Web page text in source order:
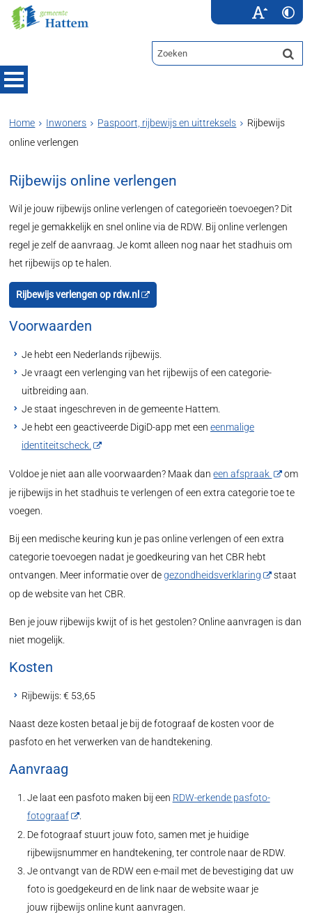
Home Inwoners Paspoort, rijbewijs en uittreksels
Rijbewijs
online verlengen
Rijbewijs online verlengen
Wil je jouw rijbewijs online verlengen of categorieën toevoegen? Dit
regel je gemakkelijk en snel online via de RDW. Bij online verlengen
regel je zelf de aanvraag. Je komt alleen nog naar het stadhuis om
het rijbewijs op te halen.
Rijbewijs verlengen op rdw.nl
Voorwaarden
Je hebt een Nederlands rijbewijs.
Je vraagt een verlenging van het rijbewijs of een categorie-
uitbreiding aan.
Je staat ingeschreven in de gemeente Hattem.
Je hebt een geactiveerde DigiD-app met een eenmalige
identiteitscheck.
Voldoe je niet aan alle voorwaarden? Maak daneen afspraak
om
je rijbewijs in het stadhuis te verlengen of een extra categorie toe te
voegen.
Bij een medische keuring kun je pas online verlengen of een extra
categorie toevoegen nadat je goedkeuring van het CBR hebt
ontvangen. Meer informatie over degezondheidsverklaring
staat
op de website van het CBR.
Ben je jouw rijbewijs kwijt of is het gestolen? Online aanvragen is dan
niet mogelijk.
Kosten
Rijbewijs: € 53,65
Naast deze kosten betaal je bij de fotograaf de kosten voor de
pasfoto en het verwerken van de handtekening.
Aanvraag
Je laat een pasfoto maken bij een RDW-erkende pasfoto-
fotograaf
.
De fotograaf stuurt jouw foto, samen met je huidige
rijbewijsnummer en handtekening, ter controle naar de RDW.
Je ontvangt van de RDW een e-mail met de bevestiging dat uw
foto is goedgekeurd en de link naar de website waar je
jouw rijbewijs online kunt aanvragen.